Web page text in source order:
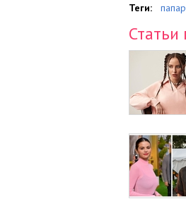
Теги:
Статьи